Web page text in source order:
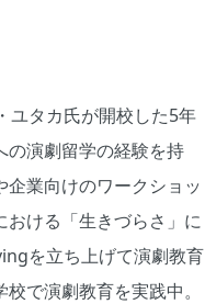
ユタカ氏が開校した5年
の演劇留学の経験を持
業向けのワークショッ
ける「生きづらさ」に
を立ち上げて演劇教育
で演劇教育を実践中。